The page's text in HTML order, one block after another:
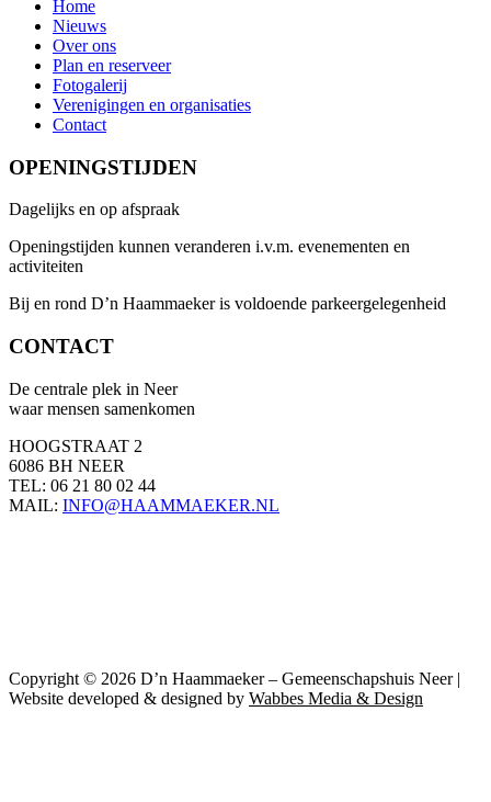
Home
Nieuws
Over ons
Plan en reserveer
Fotogalerij
Verenigingen en organisaties
Contact
OPENINGSTIJDEN
Dagelijks en op afspraak
Openingstijden kunnen veranderen i.v.m. evenementen en
activiteiten
Bij en rond D’n Haammaeker is voldoende parkeergelegenheid
CONTACT
De centrale plek in Neer
waar mensen samenkomen
HOOGSTRAAT 2
6086 BH NEER
TEL: 06 21 80 02 44
MAIL: INFO@HAAMMAEKER.NL
Copyright © 2026 D’n Haammaeker – Gemeenschapshuis Neer |
Website developed & designed by Wabbes Media & Design